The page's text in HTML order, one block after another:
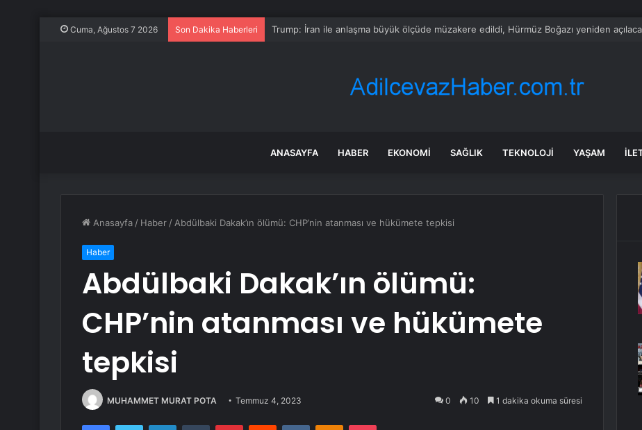
Cuma, Ağustos 7 2026 Son Dakika Haberleri İletişim Başkanı Duran: TRT World’ün New York Festivals’te 17 ödüle layık görülmesi
ANASAYFA HABER EKONOMI SAĞLIK TEKNOLOJI YAŞAM
Anasayfa / Haber / Abdülbaki Dakak’ın ölümü: CHP’nin atanması ve hükümete tepkisi
Haber
Abdülbaki Dakak’ın ölümü:
CHP’nin atanması ve hükümete
tepkisi
MUHAMMET MURAT POTA Temmuz 4, 2023 0 10 1 dakika okuma süresi
FacebookTwitter LinkedInTumblr PinterestReddit VKontakteOdnoklassniki
Pocket